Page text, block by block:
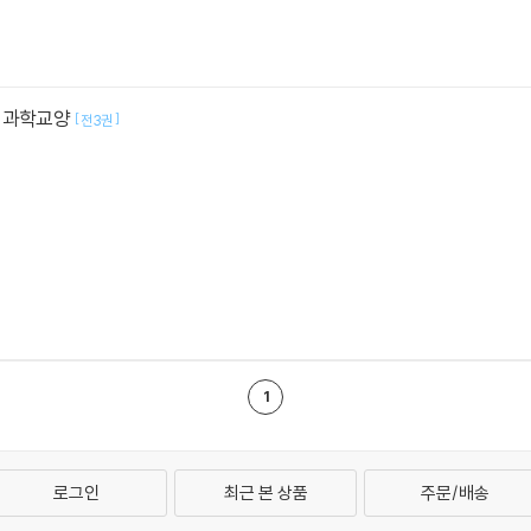
학교양 [전3권 ]
1
로그인 최근 본 상품 주문/배송